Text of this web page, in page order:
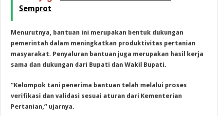
Semprot
Menurutnya, bantuan ini merupakan bentuk dukungan
pemerintah dalam meningkatkan produktivitas pertanian
masyarakat. Penyaluran bantuan juga merupakan hasil kerja
sama dan dukungan dari Bupati dan Wakil Bupati.
“Kelompok tani penerima bantuan telah melalui proses
verifikasi dan validasi sesuai aturan dari Kementerian
Pertanian,” ujarnya.